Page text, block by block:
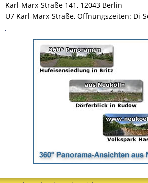
Karl-Marx-Straße 141, 12043 Berlin
U7 Karl-Marx-Straße, Öffnungszeiten: Di-